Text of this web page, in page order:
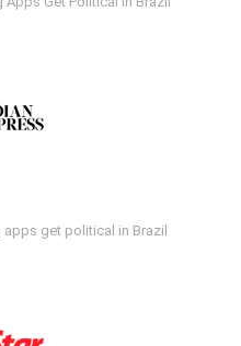
get political in Brazil